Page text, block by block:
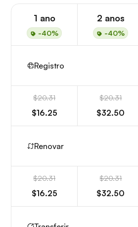
1 ano
-40%
2 anos
-40%
Registro
$20.31
$16.25
$20.31
$32.50
Renovar
$20.31
$16.25
$20.31
$32.50